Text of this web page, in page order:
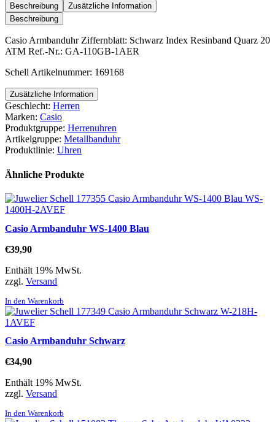
Beschreibung
Zusätzliche Information
Beschreibung
Casio Armbanduhr Ziffernblatt: Schwarz Index Resinband Quarz 20
ATM Ref.-Nr.: GA-110GB-1AER
Schell Artikelnummer: 169168
Zusätzliche Information
Geschlecht: Herren
Marken: Casio
Produktgruppe: Herrenuhren
Artikelgruppe: Metallbanduhr
Produktlinie: Uhren
Ähnliche Produkte
Casio Armbanduhr WS-1400 Blau
€39,90
Enthält 19% MwSt.
zzgl. Versand
In den Warenkorb
Casio Armbanduhr Schwarz
€34,90
Enthält 19% MwSt.
zzgl. Versand
In den Warenkorb